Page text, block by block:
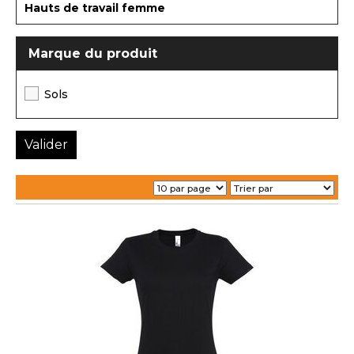
Hauts de travail femme
Marque du produit
Sols